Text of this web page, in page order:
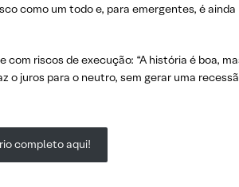
como um todo e, para emergentes, é ainda
riscos de execução: “A história é boa,
o juros para o neutro, sem gerar uma
completo aqui!